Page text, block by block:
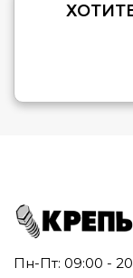
Пн-Пт: 09:00 -